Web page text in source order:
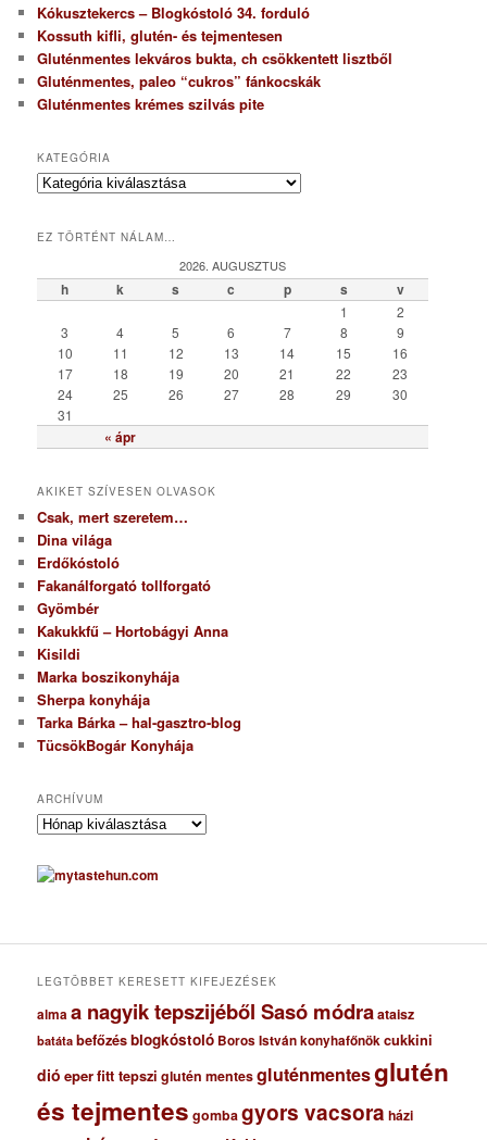
Kókusztekercs – Blogkóstoló 34. forduló
Kossuth kifli, glutén- és tejmentesen
Gluténmentes lekváros bukta, ch csökkentett lisztből
Gluténmentes, paleo “cukros” fánkocskák
Gluténmentes krémes szilvás pite
KATEGÓRIA
K
e
ó
r
EZ TÖRTÉNT NÁLAM…
2026. AUGUSZTUS
h k s c p s v
« ápr
1
2
3
4 5 6 7 8
9
10
11 12 13 14 15
16
17
18 19 20 21 22
23
24
25 26 27 28 29
30
31
AKIKET SZÍVESEN OLVASOK
Csak, mert szeretem…
Dina világa
Erdőkóstoló
Fakanálforgató tollforgató
Gyömbér
Kakukkfű – Hortobágyi Anna
Kisildi
Marka boszikonyhája
Sherpa konyhája
Tarka Bárka – hal-gasztro-blog
TücsökBogár Konyhája
ARCHÍVUM
A
c
h
u
LEGTÖBBET KERESETT KIFEJEZÉSEK
almaa nagyik tepszijéből Sasó módraataisz
batáta befőzésblogkóstoló Boros István konyhafőnökcukkini
dió eperfitt tepszi glutén mentesgluténmentesglutén
és tejmentes gombagyors vacsora házi